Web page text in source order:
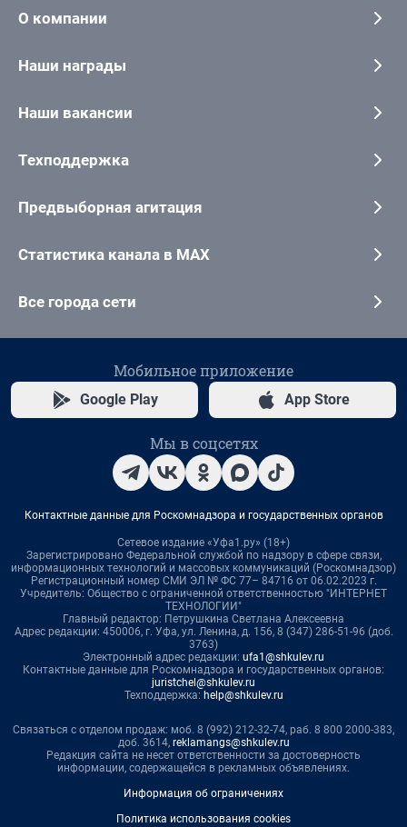
О компании
Наши награды
Наши вакансии
Техподдержка
Предвыборная агитация
Статистика канала в MAX
Все города сети
Мобильное приложение
Google Play App Store
Мы в соцсетях
Контактные данные для Роскомнадзора и государственных органов
Сетевое издание «Уфа1.ру» (18+)
Зарегистрировано Федеральной службой по надзору в сфере связи,
информационных технологий и массовых коммуникаций (Роскомнадзор)
Регистрационный номер СМИ ЭЛ № ФС 77– 84716 от 06.02.2023 г.
Учредитель: Общество с ограниченной ответственностью "ИНТЕРНЕТ
ТЕХНОЛОГИИ"
Главный редактор: Петрушкина Светлана Алексеевна
Адрес редакции: 450006, г. Уфа, ул. Ленина, д. 156, 8 (347) 286-51-96 (доб.
3763)
Электронный адрес редакции: ufa1@shkulev.ru
Контактные данные для Роскомнадзора и государственных органов:
juristchel@shkulev.ru
Техподдержка: help@shkulev.ru
Связаться с отделом продаж: моб. 8 (992) 212-32-74, раб. 8 800 2000-383,
доб. 3614, reklamangs@shkulev.ru
Редакция сайта не несет ответственности за достоверность
информации, содержащейся в рекламных объявлениях.
Информация об ограничениях
Политика использования cookies